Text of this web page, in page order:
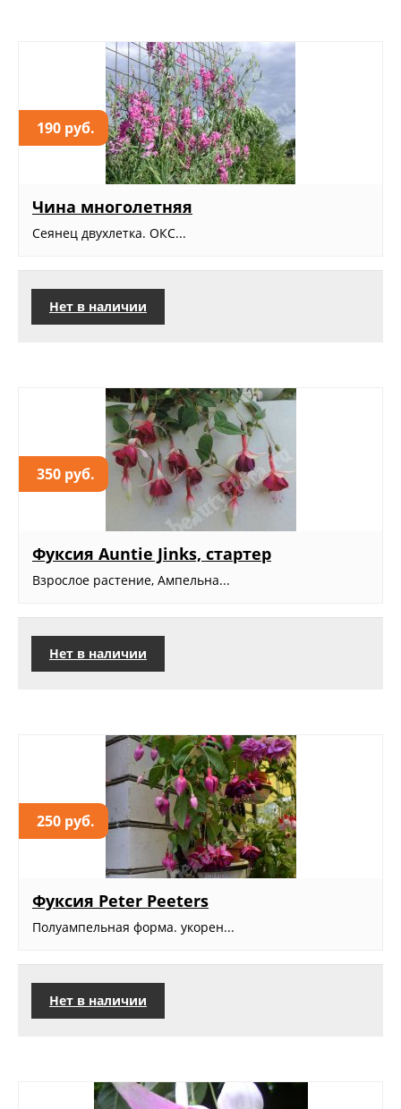
190 руб.
Чина многолетняя
Сеянец двухлетка. ОКС...
Нет в наличии
350 руб.
Фуксия Auntie Jinks, стартер
Взрослое растение, Ампельна...
Нет в наличии
250 руб.
Фуксия Peter Peeters
Полуампельная форма. укорен...
Нет в наличии